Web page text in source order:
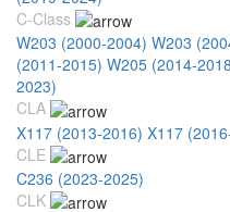
C-Class
W203 (2000-2004) W203
(2011-2015) W205 (2014-
2023)
CLA
X117 (2013-2016) X117
CLE
C236 (2023-2025)
CLK